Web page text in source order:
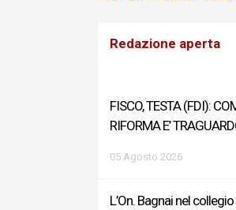
Redazione aperta
FISCO, TESTA (FDI):
RIFORMA E’
05 Agosto 2026
L’On. Bagnai nel